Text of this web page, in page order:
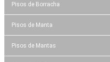
Pisos de Borracha
Pisos de Manta
Pisos de Mantas